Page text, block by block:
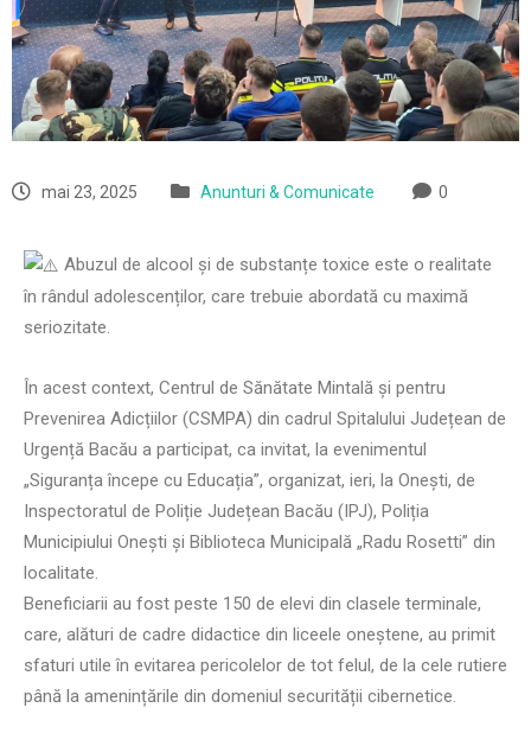
mai 23, 2025 Anunturi & Comunicate 0
Abuzul de alcool și de substanțe toxice este o realitate
în rândul adolescenților, care trebuie abordată cu maximă
seriozitate.
În acest context, Centrul de Sănătate Mintală și pentru
Prevenirea Adicțiilor (CSMPA) din cadrul Spitalului Județean de
Urgență Bacău a participat, ca invitat, la evenimentul
„Siguranța începe cu Educația”, organizat, ieri, la Onești, de
Inspectoratul de Poliție Județean Bacău (IPJ), Poliția
Municipiului Onești și Biblioteca Municipală „Radu Rosetti” din
localitate.
Beneficiarii au fost peste 150 de elevi din clasele terminale,
care, alături de cadre didactice din liceele oneștene, au primit
sfaturi utile în evitarea pericolelor de tot felul, de la cele rutiere
până la amenințările din domeniul securității cibernetice.